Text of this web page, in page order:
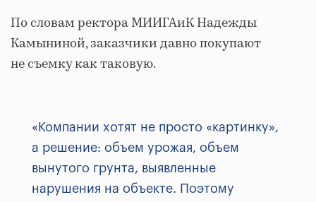
По словам ректора МИИГАиК Надежды
Камыниной, заказчики давно покупают
не съемку как таковую.
«Компании хотят не просто «картинку»,
а решение: объем урожая, объем
вынутого грунта, выявленные
нарушения на объекте. Поэтому